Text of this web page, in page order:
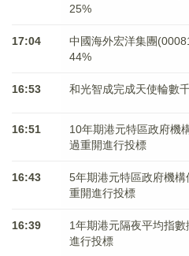
25%
17:04
中國海外宏洋集團
44%
16:53 和光智成完成天使輪數
16:51
10年期港元特區政府機
過重開進行投標
16:43
5年期港元特區政府機
重開進行投標
16:39
1年期港元隔夜平均指
進行投標